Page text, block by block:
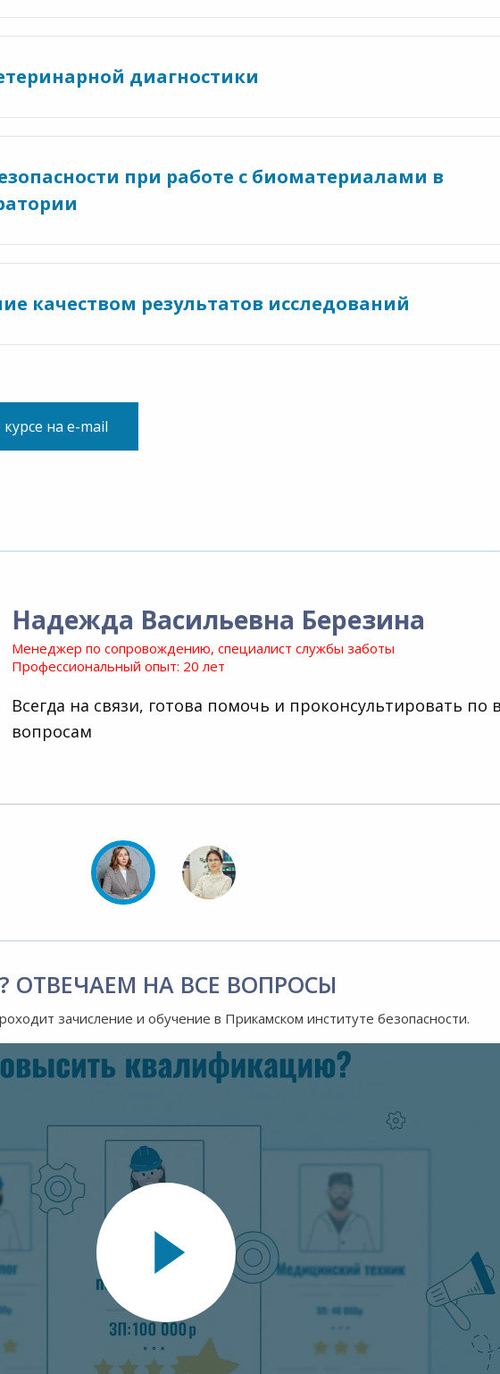
диагностики
при работе с биоматериалами в
качеством результатов исследований
на e-mail
Надежда Васильевна Березина
Менеджер по сопровождению, специалист службы заботы
Профессиональный опыт: 20 лет
Всегда на связи, готова помочь и проконсультировать по
вопросам
ОТВЕЧАЕМ НА ВСЕ ВОПРОСЫ
зачисление и обучение в Прикамском институте безопасности.